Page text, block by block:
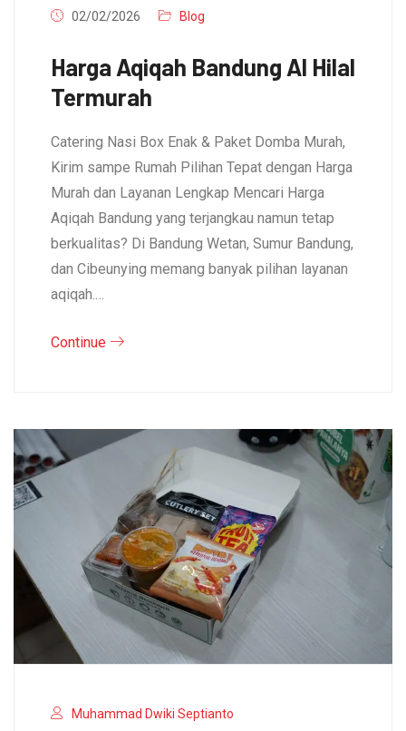
02/02/2026
Blog
Harga Aqiqah Bandung Al Hilal
Termurah
Catering Nasi Box Enak & Paket Domba Murah,
Kirim sampe Rumah Pilihan Tepat dengan Harga
Murah dan Layanan Lengkap Mencari Harga
Aqiqah Bandung yang terjangkau namun tetap
berkualitas? Di Bandung Wetan, Sumur Bandung,
dan Cibeunying memang banyak pilihan layanan
aqiqah.…
Continue
Muhammad Dwiki Septianto